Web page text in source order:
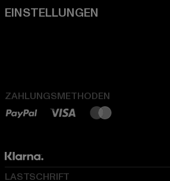
ZAHLUNGSMETHODEN
LASTSCHRIFT